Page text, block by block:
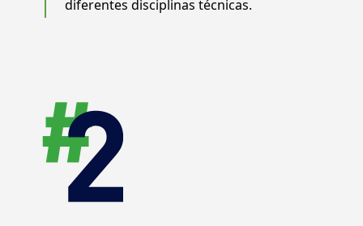
diferentes disciplinas técnicas.